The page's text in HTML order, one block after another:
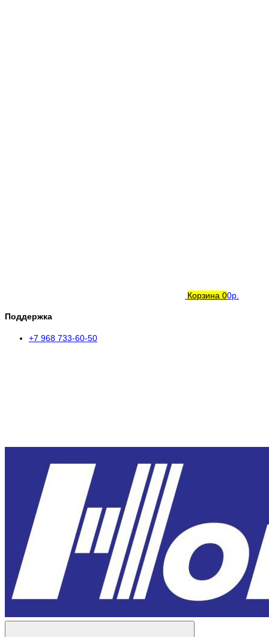
Корзина 00р.
Поддержка
+7 968 733-60-50